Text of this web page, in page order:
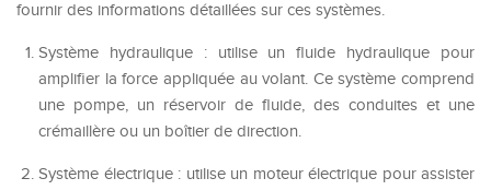
fournir des informations détaillées sur ces systèmes.
Système hydraulique : utilise un fluide hydraulique pour
amplifier la force appliquée au volant. Ce système comprend
une pompe, un réservoir de fluide, des conduites et une
crémaillère ou un boîtier de direction.
Système électrique : utilise un moteur électrique pour assister